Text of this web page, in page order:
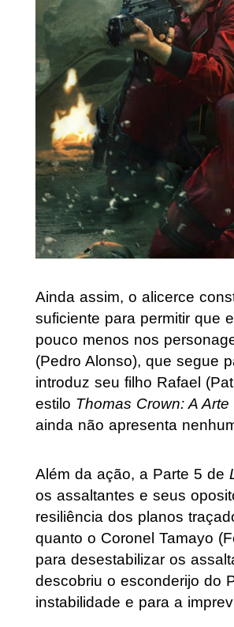
Ainda assim, o alicerce
suficiente para permitir que
pouco menos nos
(Pedro Alonso), que segue
introduz seu filho Rafael
estilo Thomas Crown: A Arte
ainda não apresenta
Além da ação, a Parte 5 de
os assaltantes e seus
resiliência dos planos
quanto o Coronel Tamayo
para desestabilizar os
descobriu o esconderijo do
instabilidade e para a